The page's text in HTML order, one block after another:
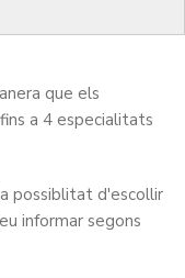
que els
a 4 especialitats
possiblitat d'escollir
informar segons